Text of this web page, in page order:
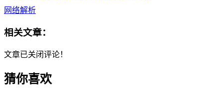
网络解析
相关文章：
文章已关闭评论！
猜你喜欢